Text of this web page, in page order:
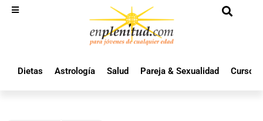
Dietas Astrología Salud Pareja & Sexualidad Cursos